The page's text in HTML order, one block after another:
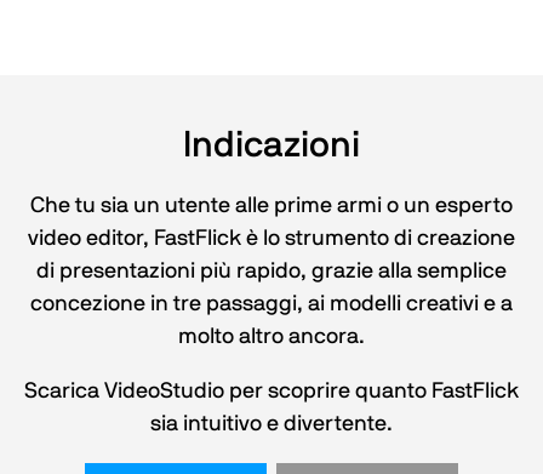
Indicazioni
Che tu sia un utente alle prime armi o un esperto
video editor, FastFlick è lo strumento di creazione
di presentazioni più rapido, grazie alla semplice
concezione in tre passaggi, ai modelli creativi e a
molto altro ancora.
Scarica VideoStudio per scoprire quanto FastFlick
sia intuitivo e divertente.